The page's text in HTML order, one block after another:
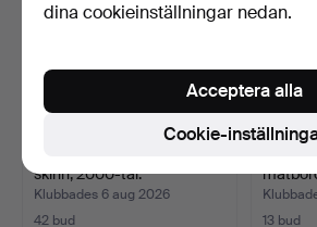
skinn, 2000-tal.
Klubbades 6 aug 2026
42 bud
13 bud
dina cookieinställningar nedan.
Cookie-
Acceptera alla